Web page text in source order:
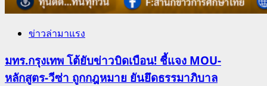
ข่าวล่ามาแรง
มทร.กรุงเทพ โต้ยับข่าวบิดเบือน! ชี้แจง MOU-
หลักสูตร-วีซ่า ถูกกฎหมาย ยันยึดธรรมาภิบาล